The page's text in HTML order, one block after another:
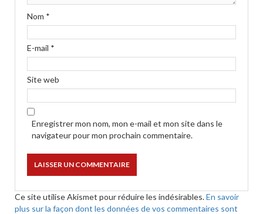
Nom *
E-mail *
Site web
Enregistrer mon nom, mon e-mail et mon site dans le
navigateur pour mon prochain commentaire.
Ce site utilise Akismet pour réduire les indésirables.En savoir
plus sur la façon dont les données de vos commentaires sont